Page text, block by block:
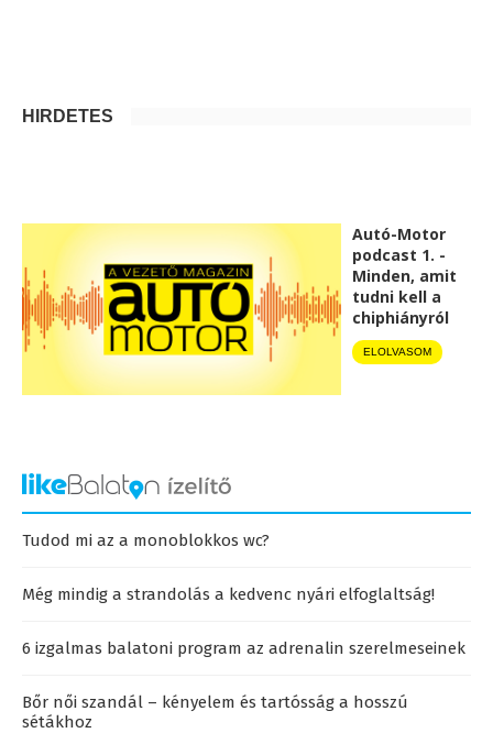
HIRDETÉS
Autó-Motor
podcast 1. -
Minden, amit
tudni kell a
chiphiányról
ELOLVASOM
Tudod mi az a monoblokkos wc?
Még mindig a strandolás a kedvenc nyári elfoglaltság!
6 izgalmas balatoni program az adrenalin szerelmeseinek
Bőr női szandál – kényelem és tartósság a hosszú
sétákhoz